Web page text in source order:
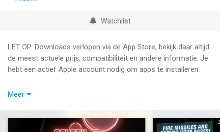
Watchlist
LET OP: Downloads verlopen via de App Store, bekijk daar altijd
de meest actuele prijs, compatibiliteit en andere informatie. Je
hebt een actief Apple account nodig om apps te installeren.
Missile Command: Recharged is a re-imagining of the beloved
hailing from the sky. Launch counter-missiles to protect your
Meer